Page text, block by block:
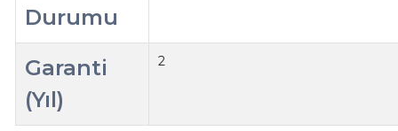
Durumu
Garanti
(Yıl)
2